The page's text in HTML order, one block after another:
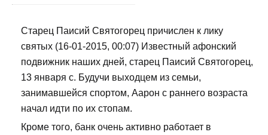
Старец Паисий Святогорец причислен к лику
святых (16-01-2015, 00:07) Известный афонский
подвижник наших дней, старец Паисий Святогорец,
13 января с. Будучи выходцем из семьи,
занимавшейся спортом, Аарон с раннего возраста
начал идти по их стопам.
Кроме того, банк очень активно работает в